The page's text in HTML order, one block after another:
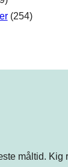
(254)
måltid. Kig